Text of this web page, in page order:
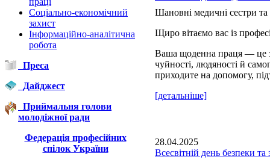
Соціально-економічний
захист
Інформаційно-аналітична
робота
Преса
Дайджест
Приймальня голови
молодіжної ради
Федерація професійних
спілок України
Шановні медичні сестри та
Щиро вітаємо вас із
Ваша щоденна праця — це
чуйності, людяності й
приходите на допомогу,
[детальніше]
28.04.2025
Всесвітній день безпеки та